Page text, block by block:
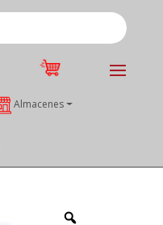
Almacenes